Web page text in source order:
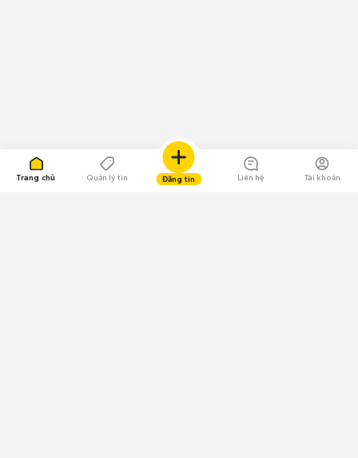
Trang chủ Quản lý tin Đăng tin Liên hệ Tài khoản